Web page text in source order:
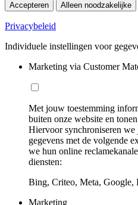
Accepteren Alleen noodzakelijke
Privacybeleid
Individuele instellingen voor
Marketing via Customer
Met jouw toestemming
buiten onze website en
Hiervoor synchroniseren
gegevens met de volgende
we hun online
diensten:
Bing, Criteo, Meta, Google,
Marketing